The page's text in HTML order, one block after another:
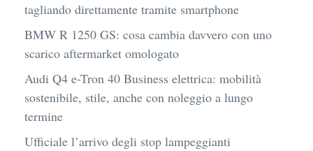
tagliando direttamente tramite smartphone
BMW R 1250 GS: cosa cambia davvero con uno
scarico aftermarket omologato
Audi Q4 e-Tron 40 Business elettrica: mobilità
sostenibile, stile, anche con noleggio a lungo
termine
Ufficiale l’arrivo degli stop lampeggianti